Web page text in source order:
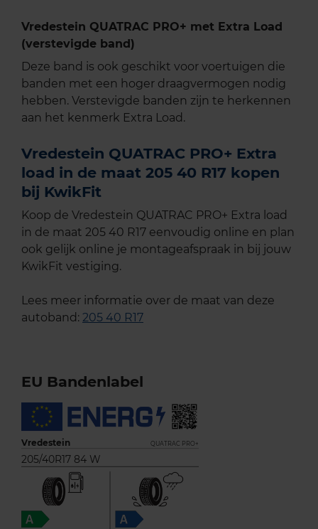
Vredestein QUATRAC PRO+ met Extra Load
(verstevigde band)
Deze band is ook geschikt voor voertuigen die
banden met een hoger draagvermogen nodig
hebben. Verstevigde banden zijn te herkennen
aan het kenmerk Extra Load.
Vredestein QUATRAC PRO+ Extra
load in de maat 205 40 R17 kopen
bij KwikFit
Koop de Vredestein QUATRAC PRO+ Extra load
in de maat 205 40 R17 eenvoudig online en plan
ook gelijk online je montageafspraak in bij jouw
KwikFit vestiging.
Lees meer informatie over de maat van deze
autoband: 205 40 R17
EU Bandenlabel
Vredestein QUATRAC PRO+
205/40R17 84 W